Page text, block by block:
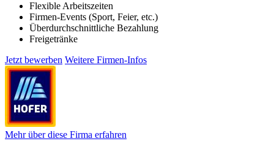
Flexible Arbeitszeiten
Firmen-Events (Sport, Feier, etc.)
Überdurchschnittliche Bezahlung
Freigetränke
Jetzt bewerben Weitere Firmen-Infos
Mehr über diese Firma erfahren